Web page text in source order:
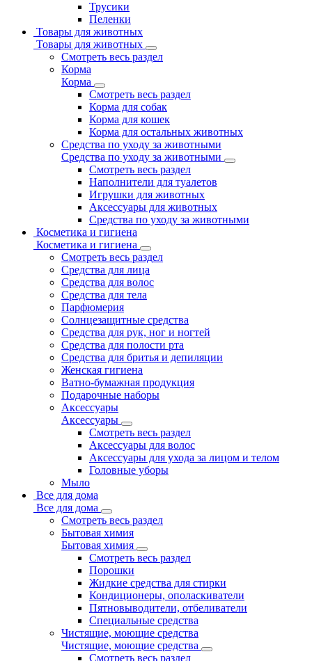
Трусики
Пеленки
Товары для животных
Товары для животных
Смотреть весь раздел
Корма
Корма
Смотреть весь раздел
Корма для собак
Корма для кошек
Корма для остальных животных
Средства по уходу за животными
Средства по уходу за животными
Смотреть весь раздел
Наполнители для туалетов
Игрушки для животных
Аксессуары для животных
Средства по уходу за животными
Косметика и гигиена
Косметика и гигиена
Смотреть весь раздел
Средства для лица
Средства для волос
Средства для тела
Парфюмерия
Солнцезащитные средства
Средства для рук, ног и ногтей
Средства для полости рта
Средства для бритья и депиляции
Женская гигиена
Ватно-бумажная продукция
Подарочные наборы
Аксессуары
Аксессуары
Смотреть весь раздел
Аксессуары для волос
Аксессуары для ухода за лицом и телом
Головные уборы
Мыло
Все для дома
Все для дома
Смотреть весь раздел
Бытовая химия
Бытовая химия
Смотреть весь раздел
Порошки
Жидкие средства для стирки
Кондиционеры, ополаскиватели
Пятновыводители, отбеливатели
Специальные средства
Чистящие, моющие средства
Чистящие, моющие средства
Смотреть весь раздел